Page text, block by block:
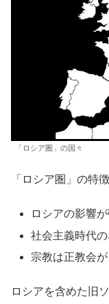
「ロシア圏」の国々
「ロシア圏」の特
ロシアの影響
社会主義時代
宗教は正教会
ロシアを含めた旧